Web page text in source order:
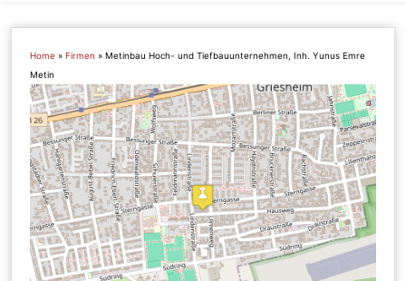
Home »Firmen »Metinbau Hoch- und Tiefbauunternehmen, Inh. Yunus Emre
Metin